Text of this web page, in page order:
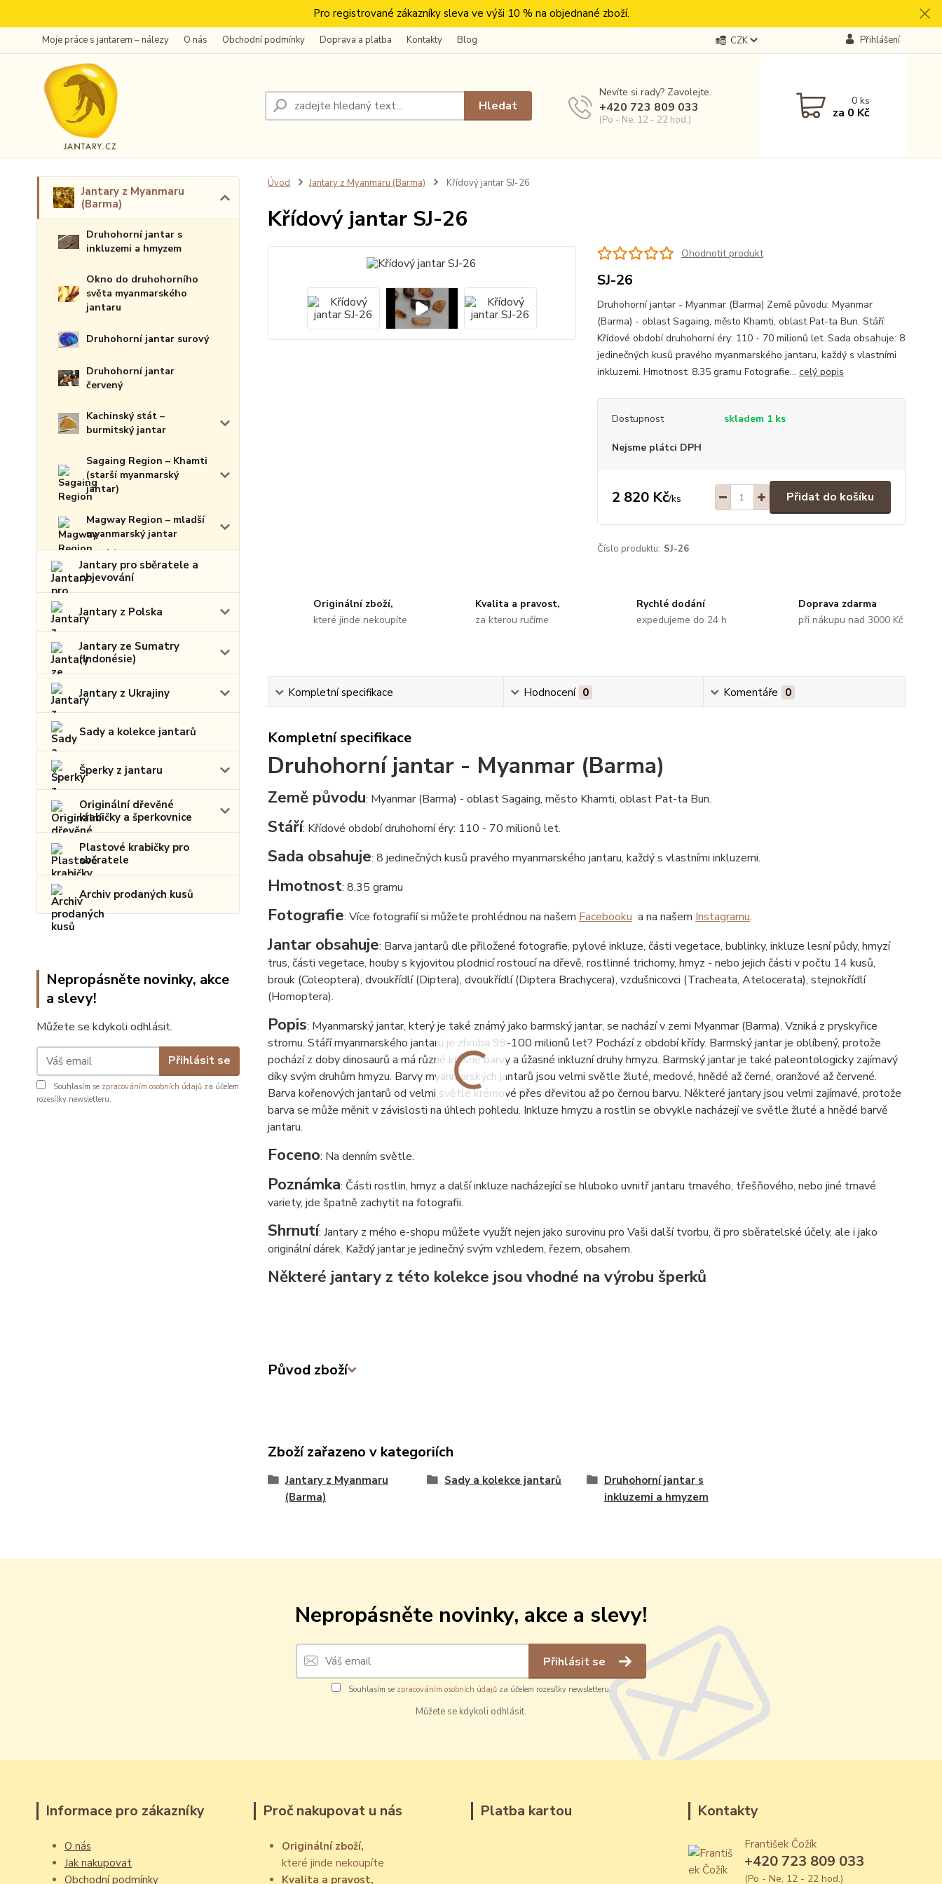
Pro registrované zákazníky sleva ve výši 10 % na objednané zboží.
Moje práce s jantarem – nálezy O nás Obchodní podmínky Doprava a platba Kontakty Blog CZK Přihlášení
Hledat
Nevíte si rady? Zavolejte.
+420 723 809 033
(Po - Ne, 12 - 22 hod.)
0ks
za 0 Kč
Jantary z Myanmaru
(Barma)
Druhohorní jantar s
inkluzemi a hmyzem
Okno do druhohorního
světa myanmarského
jantaru
Druhohorní jantar surový
Druhohorní jantar
červený
Kachinský stát –
burmitský jantar
Sagaing Region – Khamti
(starší myanmarský
jantar)
Magway Region – mladší
myanmarský jantar
Jantary pro sběratele a
objevování
Jantary z Polska
Jantary ze Sumatry
(Indonésie)
Jantary z Ukrajiny
Sady a kolekce jantarů
Šperky z jantaru
Originální dřevěné
krabičky a šperkovnice
Plastové krabičky pro
sběratele
Archiv prodaných kusů
Nepropásněte novinky, akce
a slevy!
Můžete se kdykoli odhlásit.
Přihlásit se
Souhlasím se zpracováním osobních údajů za účelem
rozesílky newsletteru.
Úvod Jantary z Myanmaru (Barma) Křídový jantar SJ-26
Křídový jantar SJ-26
Ohodnotit produkt
SJ-26
Druhohorní jantar - Myanmar (Barma) Země původu: Myanmar
(Barma) - oblast Sagaing, město Khamti, oblast Pat-ta Bun. Stáří:
Křídové období druhohorní éry: 110 - 70 milionů let. Sada obsahuje: 8
jedinečných kusů pravého myanmarského jantaru, každý s vlastními
inkluzemi. Hmotnost: 8.35 gramu Fotografie... celý popis
Dostupnost skladem 1 ks
Nejsme plátci DPH
2 820 Kč/ks Přidat do košíku
Číslo produktu: SJ-26
Originální zboží,
které jinde nekoupíte
Kvalita a pravost,
za kterou ručíme
Rychlé dodání
expedujeme do 24 h
Doprava zdarma
při nákupu nad 3000 Kč
Kompletní specifikace Hodnocení 0 Komentáře 0
Kompletní specifikace
Druhohorní jantar - Myanmar (Barma)
Země původu: Myanmar (Barma) - oblast Sagaing, město Khamti, oblast Pat-ta Bun.
Stáří: Křídové období druhohorní éry: 110 - 70 milionů let.
Sada obsahuje: 8 jedinečných kusů pravého myanmarského jantaru, každý s vlastními inkluzemi.
Hmotnost: 8.35 gramu
Fotografie: Více fotografií si můžete prohlédnou na našem Facebooku a na našem Instagramu.
Jantar obsahuje: Barva jantarů dle přiložené fotografie, pylové inkluze, části vegetace, bublinky, inkluze lesní půdy, hmyzí
trus, části vegetace, houby s kyjovitou plodnicí rostoucí na dřevě, rostlinné trichomy, hmyz - nebo jejich části v počtu 14 kusů,
brouk (Coleoptera), dvoukřídlí (Diptera), dvoukřídlí (Diptera Brachycera), vzdušnicovci (Tracheata, Atelocerata), stejnokřídlí
(Homoptera).
Popis: Myanmarský jantar, který je také známý jako barmský jantar, se nachází v zemi Myanmar (Barma). Vzniká z pryskyřice
stromu. Stáří myanmarského jantaru je zhruba 99-100 milionů let? Pochází z období křídy. Barmský jantar je oblíbený, protože
pochází z doby dinosaurů a má různé krásné barvy a úžasné inkluzní druhy hmyzu. Barmský jantar je také paleontologicky zajímavý
díky svým druhům hmyzu. Barvy myanmarských jantarů jsou velmi světle žluté, medové, hnědé až černé, oranžové až červené.
Barva kořenových jantarů od velmi světlé krémové přes dřevitou až po černou barvu. Některé jantary jsou velmi zajímavé, protože
barva se může měnit v závislosti na úhlech pohledu. Inkluze hmyzu a rostlin se obvykle nacházejí ve světle žluté a hnědé barvě
jantaru.
Foceno: Na denním světle.
Poznámka: Části rostlin, hmyz a další inkluze nacházející se hluboko uvnitř jantaru tmavého, třešňového, nebo jiné tmavé
variety, jde špatně zachytit na fotografii.
Shrnutí: Jantary z mého e-shopu můžete využít nejen jako surovinu pro Vaši další tvorbu, či pro sběratelské účely, ale i jako
originální dárek. Každý jantar je jedinečný svým vzhledem, řezem, obsahem.
Některé jantary z této kolekce jsou vhodné na výrobu šperků
Původ zboží
Zboží zařazeno v kategoriích
Jantary z Myanmaru
(Barma)
Sady a kolekce jantarů
Druhohorní jantar s
inkluzemi a hmyzem
Nepropásněte novinky, akce a slevy!
Přihlásit se
Souhlasím se zpracováním osobních údajůza účelem rozesílky newsletteru.
Můžete se kdykoli odhlásit.
Informace pro zákazníky
O nás
Jak nakupovat
Obchodní podmínky
Proč nakupovat u nás
Originální zboží,
které jinde nekoupíte
Kvalita a pravost,
Platba kartou Kontakty
František Čožík
+420 723 809 033
(Po - Ne, 12 - 22 hod.)